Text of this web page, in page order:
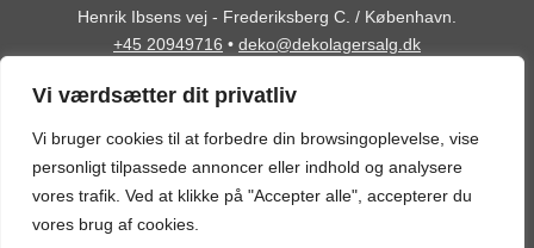
Vi værdsætter dit privatliv
Vi bruger cookies til at forbedre din browsingoplevelse, vise
personligt tilpassede annoncer eller indhold og analysere
vores trafik. Ved at klikke på "Accepter alle", accepterer du
vores brug af cookies.
Henrik Ibsens vej - Frederiksberg C. / København.
+45 20949716 • deko@dekolagersalg.dk